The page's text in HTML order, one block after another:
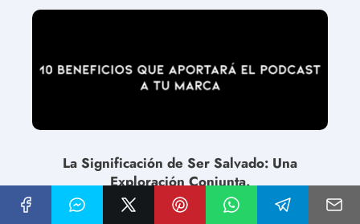
La Significación de Ser Salvado: Una
Exploración Conjunta.